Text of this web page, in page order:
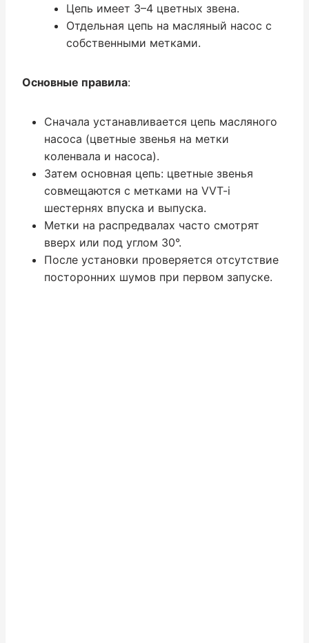
Цепь имеет 3–4 цветных звена.
Отдельная цепь на масляный насос с
собственными метками.
Основные правила:
Сначала устанавливается цепь масляного
насоса (цветные звенья на метки
коленвала и насоса).
Затем основная цепь: цветные звенья
совмещаются с метками на VVT-i
шестернях впуска и выпуска.
Метки на распредвалах часто смотрят
вверх или под углом 30°.
После установки проверяется отсутствие
посторонних шумов при первом запуске.